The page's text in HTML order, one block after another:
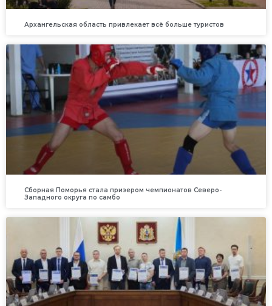
Архангельская область привлекает всё больше туристов
Сборная Поморья стала призером чемпионатов Северо-
Западного округа по самбо